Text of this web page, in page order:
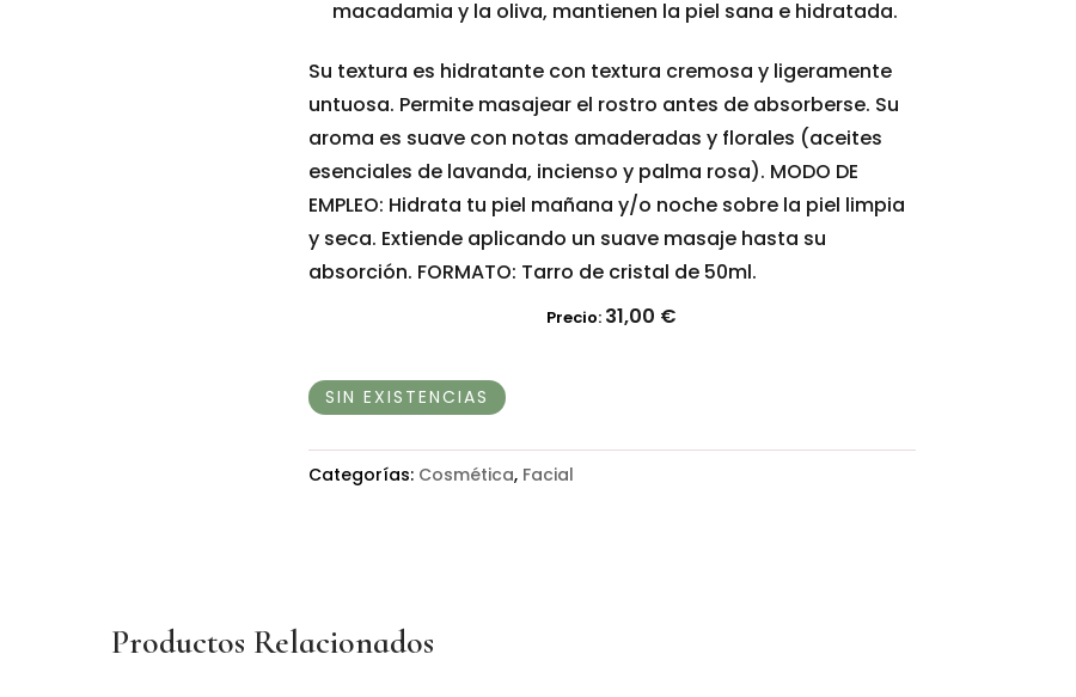
macadamia y la oliva, mantienen la piel sana e hidratada.
Su textura es hidratante con textura cremosa y ligeramente
untuosa. Permite masajear el rostro antes de absorberse. Su
aroma es suave con notas amaderadas y florales (aceites
esenciales de lavanda, incienso y palma rosa). MODO DE
EMPLEO: Hidrata tu piel mañana y/o noche sobre la piel limpia
y seca. Extiende aplicando un suave masaje hasta su
absorción. FORMATO: Tarro de cristal de 50ml.
Precio: 31,00 €
SIN EXISTENCIAS
Categorías: Cosmética, Facial
Productos Relacionados